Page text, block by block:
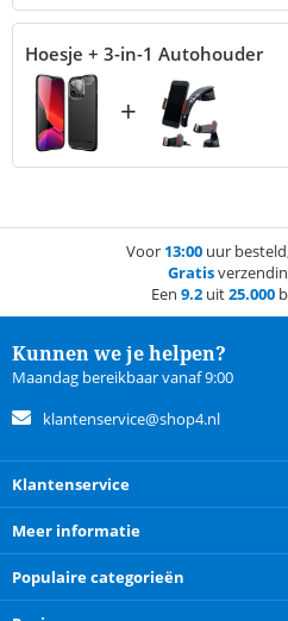
Hoesje + 3-in-1 Autohouder
+
Voor 13:00 uur
Gratis
Een 9.2 uit25.000
Kunnen we je helpen?
Maandag bereikbaar vanaf 9:00
klantenservice@shop4.nl
Klantenservice
Meer informatie
Populaire categorieën